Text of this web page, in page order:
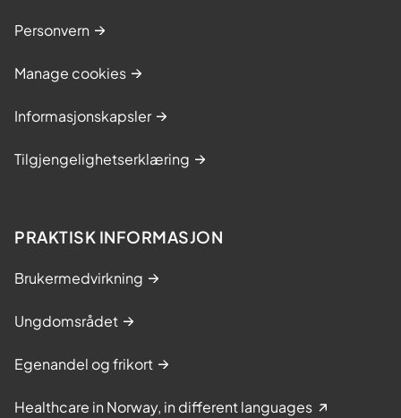
Personvern
Manage cookies
Informasjonskapsler
Tilgjengelighetserklæring
PRAKTISK INFORMASJON
Brukermedvirkning
Ungdomsrådet
Egenandel og frikort
Healthcare in Norway, in different languages